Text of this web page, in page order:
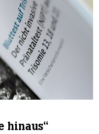
hinaus“